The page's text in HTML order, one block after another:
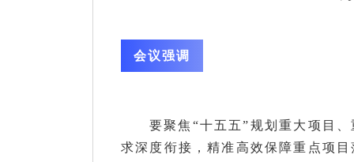
会议强调
要聚焦“十五五”规划重大项目
求深度衔接，精准高效保障重点项